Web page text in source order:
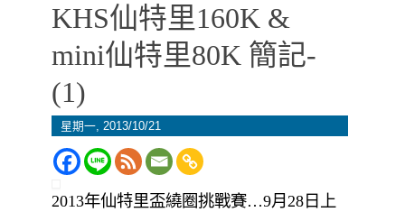
KHS仙特里160K &
mini仙特里80K 簡記-
(1)
星期一, 2013/10/21
2013年仙特里盃繞圈挑戰賽…9月28日上